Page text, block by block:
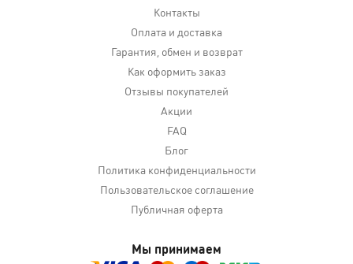
Контакты
Оплата и доставка
Гарантия, обмен и возврат
Как оформить заказ
Отзывы покупателей
Акции
FAQ
Блог
Политика конфиденциальности
Пользовательское соглашение
Публичная оферта
Мы принимаем